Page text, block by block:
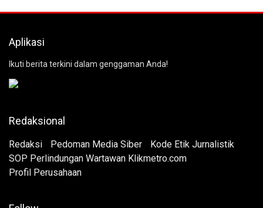
Aplikasi
Ikuti berita terkini dalam genggaman Anda!
Redaksional
Redaksi Pedoman Media Siber
Kode Etik Jurnalistik
SOP Perlindungan Wartawan Klikmetro.com
Profil Perusahaan